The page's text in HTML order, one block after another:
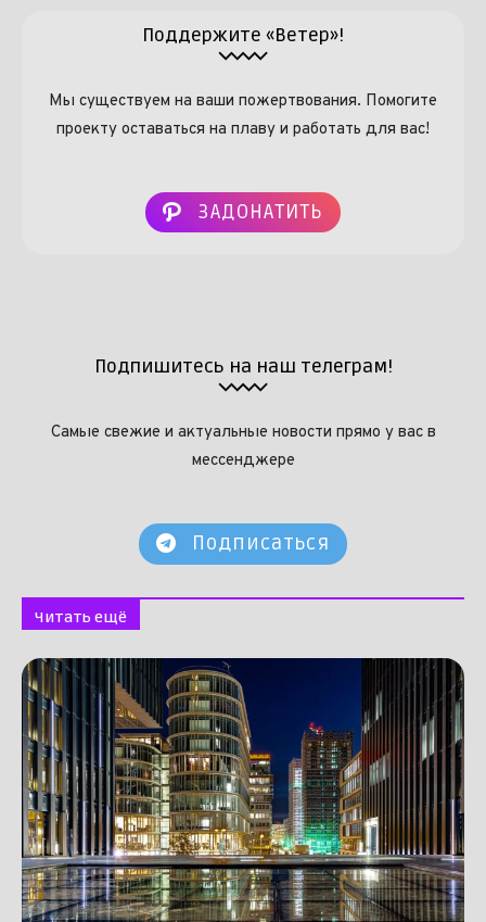
Поддержите «Ветер»!
Мы существуем на ваши пожертвования. Помогите
проекту оставаться на плаву и работать для вас!
ЗАДОНАТИТЬ
Подпишитесь на наш телеграм!
Самые свежие и актуальные новости прямо у вас в
мессенджере
Подписаться
Читать ещё